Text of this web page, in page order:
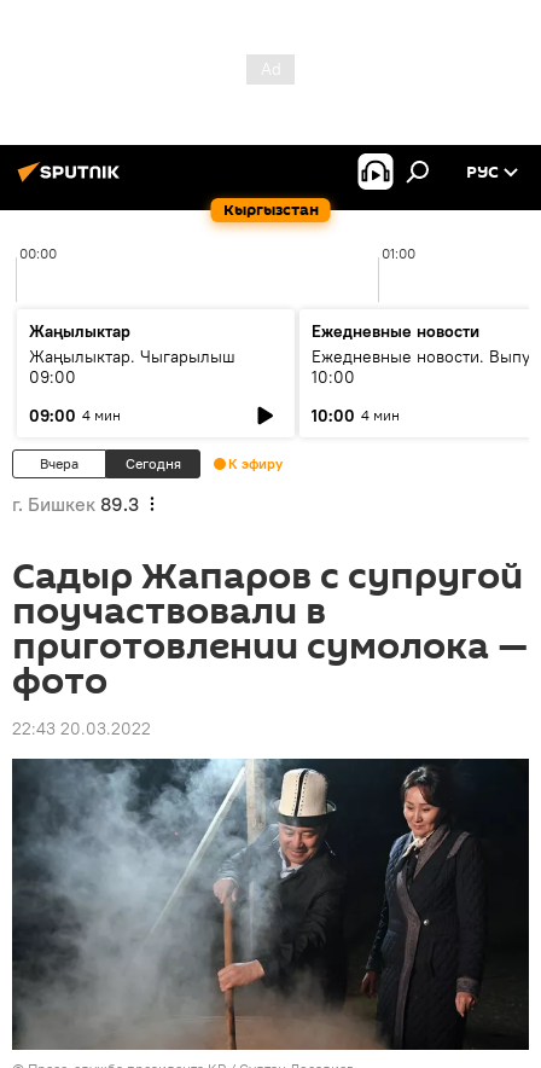
Кыргызстан
РУС
00:00 01:00
Жаңылыктар
Жаңылыктар. Чыгарылыш
09:00
09:00 4 мин
Ежедневные новости
Ежедневные новости.
10:00
10:00 4 мин
Вчера Сегодня К эфиру
г. Бишкек 89.3
Садыр Жапаров с супругой
поучаствовали в
приготовлении сумолока —
фото
22:43 20.03.2022